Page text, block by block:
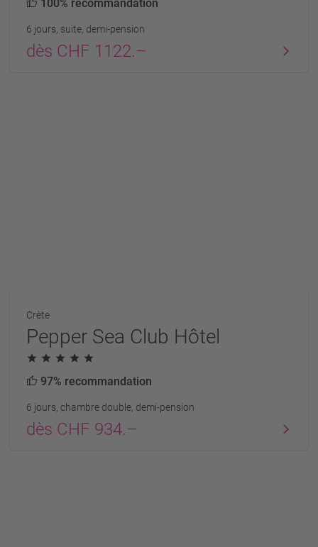
100% recommandation
6 jours, suite, demi-pension
dès CHF 1122.–
Crète
Pepper Sea Club Hôtel
97% recommandation
6 jours, chambre double, demi-pension
dès CHF 934.–